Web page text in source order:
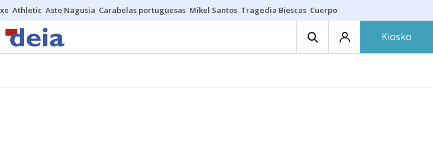
Athletic Aste Nagusia Carabelas portuguesas Mikel Santos Tragedia Biescas Cuerpo ría
Kiosko